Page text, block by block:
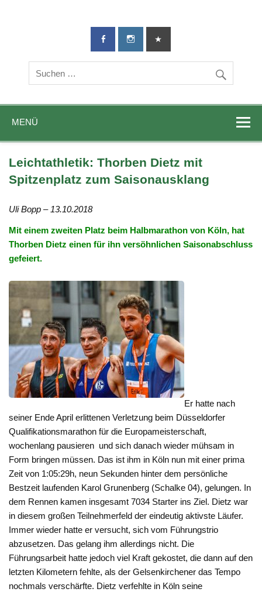
TG-Geislingen
DIE Sportadresse in Geislingen!
MENÜ
Leichtathletik: Thorben Dietz mit
Spitzenplatz zum Saisonausklang
Uli Bopp – 13.10.2018
Mit einem zweiten Platz beim Halbmarathon von Köln, hat
Thorben Dietz einen für ihn versöhnlichen Saisonabschluss
gefeiert.
Er hatte nach
seiner Ende April erlittenen Verletzung beim Düsseldorfer
Qualifikationsmarathon für die Europameisterschaft,
wochenlang pausieren und sich danach wieder mühsam in
Form bringen müssen. Das ist ihm in Köln nun mit einer prima
Zeit von 1:05:29h, neun Sekunden hinter dem persönliche
Bestzeit laufenden Karol Grunenberg (Schalke 04), gelungen. In
dem Rennen kamen insgesamt 7034 Starter ins Ziel. Dietz war
in diesem großen Teilnehmerfeld der eindeutig aktivste Läufer.
Immer wieder hatte er versucht, sich vom Führungstrio
abzusetzen. Das gelang ihm allerdings nicht. Die
Führungsarbeit hatte jedoch viel Kraft gekostet, die dann auf den
letzten Kilometern fehlte, als der Gelsenkirchener das Tempo
nochmals verschärfte. Dietz verfehlte in Köln seine